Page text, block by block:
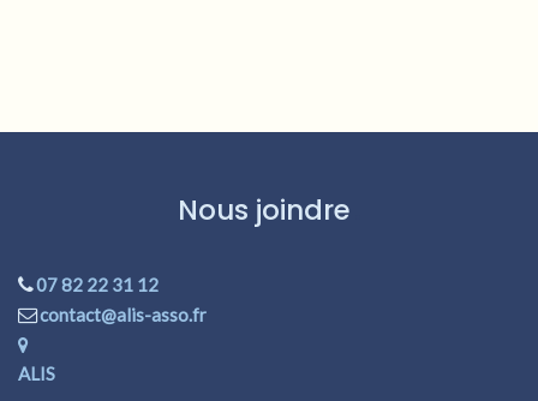
Nous joindre
07 82 22 31 12
contact@alis-asso.fr
ALIS